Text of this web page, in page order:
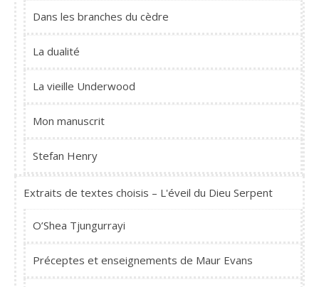
Dans les branches du cèdre
La dualité
La vieille Underwood
Mon manuscrit
Stefan Henry
Extraits de textes choisis – L'éveil du Dieu Serpent
O’Shea Tjungurrayi
Préceptes et enseignements de Maur Evans